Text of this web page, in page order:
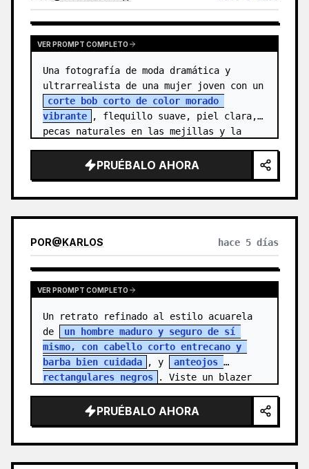
VER PROMPT COMPLETO
Una fotografía de moda dramática y
corte bob corto de color morado
vibrante
, flequillo suave, piel clara,
pecas naturales en las mejillas y la
PRUÉBALO AHORA
POR@KARLOS hace 5 días
VER PROMPT COMPLETO
Un retrato refinado al estilo acuarela
de
un hombre maduro y seguro de sí
mismo, con cabello corto entrecano y
barba bien cuidada
, y
anteojos
rectangulares negros
. Viste un blazer
PRUÉBALO AHORA